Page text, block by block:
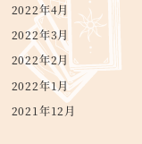
2022年4月
2022年3月
2022年2月
2022年1月
2021年12月